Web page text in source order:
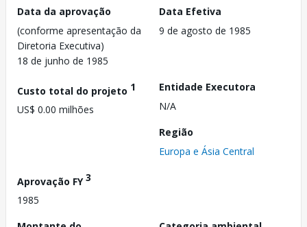
Data da aprovação
(conforme apresentação da
Diretoria Executiva)
18 de junho de 1985
Data Efetiva
9 de agosto de 1985
Custo total do projeto 1
US$ 0.00 milhões
Entidade Executora
N/A
Região
Europa e Ásia Central
Aprovação FY3
1985